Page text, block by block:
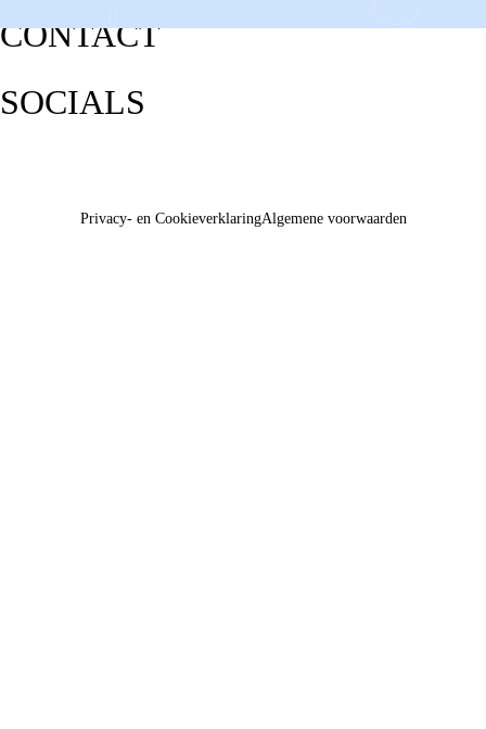
CONTACT
SOCIALS
Privacy- en CookieverklaringAlgemene voorwaarden